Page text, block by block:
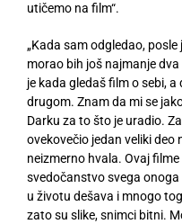
utičemo na film“.
„Kada sam odgledao,
morao bih još najmanje
je kada gledaš film o sebi,
drugom. Znam da mi se
Darku za to što je uradio.
ovekovečio jedan veliki deo
neizmerno hvala. Ovaj
svedočanstvo svega
u životu dešava i mnogo
zato su slike, snimci bitni.